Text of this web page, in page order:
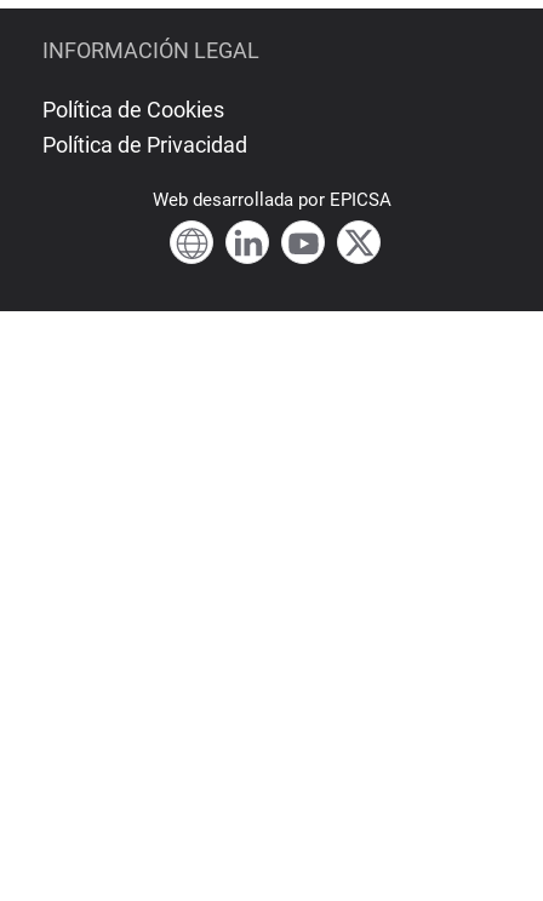
INFORMACIÓN LEGAL
Política de Cookies
Política de Privacidad
Webdesarrollada por EPICSA